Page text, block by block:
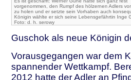
vorgenommen, den Rumpf des hölzernen Adlers
zu holen und er setzte sein Vorhaben auch
Königin wählte er sich seine Lebensgefährtin Inge
Foto: d. h. serowy
Guschok als neue Königin
Vorausgegangen war dem
spannender Wettkampf.
2012 hatte der Adler an